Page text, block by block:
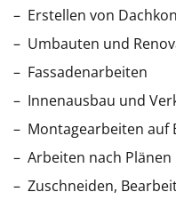
Erstellen von
Umbauten und
Fassadenarbeiten
Innenausbau und
Montagearbeiten auf
Arbeiten nach
Zuschneiden,